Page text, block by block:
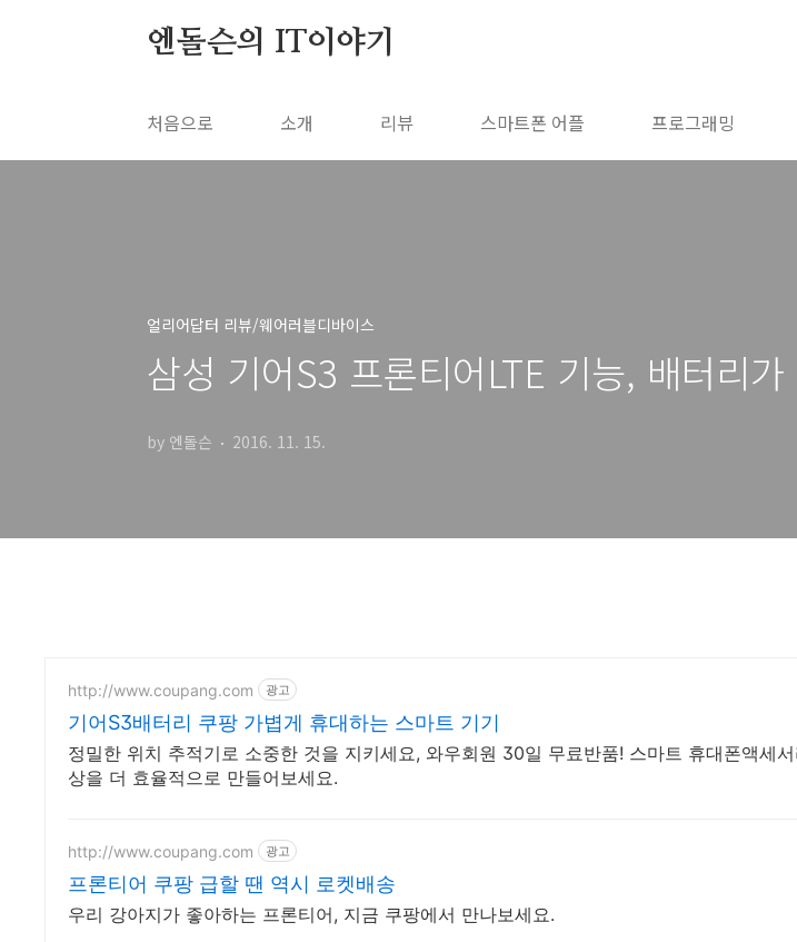
엔돌슨의 IT이야기
처음으로 소개 리뷰 스마트폰 어플 프로그래밍
얼리어답터 리뷰/웨어러블디바이스
삼성 기어S3 프론티어LTE 기능, 배터리
by 엔돌슨 2016. 11. 15.
http://www.coupang.com 광고
기어S3배터리 쿠팡 가볍게 휴대하는 스마트 기기
정밀한 위치 추적기로 소중한 것을 지키세요, 와우회원 30일 무료반품! 스마트 휴대폰액세
상을 더 효율적으로 만들어보세요.
http://www.coupang.com 광고
프론티어 쿠팡 급할 땐 역시 로켓배송
우리 강아지가 좋아하는 프론티어, 지금 쿠팡에서 만나보세요.